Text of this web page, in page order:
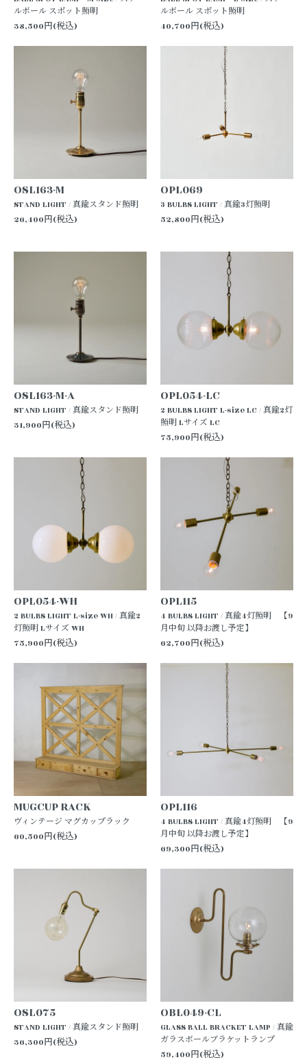
ルボール スポット照明
38,500円(税込)
ルボール スポット照明
40,700円(税込)
OSL163-M
STAND LIGHT / 真鍮スタンド照明
26,400円(税込)
OPL069
3 BULBS LIGHT / 真鍮3灯照明
52,800円(税込)
OSL163-M-A
STAND LIGHT / 真鍮スタンド照明
31,900円(税込)
OPL054-LC
2 BULBS LIGHT L-size LC / 真鍮2灯
照明 Lサイズ LC
75,900円(税込)
OPL054-WH
2 BULBS LIGHT L-size WH / 真鍮2
灯照明 Lサイズ WH
75,900円(税込)
OPL115
4 BULBS LIGHT / 真鍮4灯照明 【9
月中旬 以降お渡し予定】
62,700円(税込)
MUGCUP RACK
ヴィンテージ マグカップラック
60,500円(税込)
OPL116
4 BULBS LIGHT / 真鍮4灯照明 【9
月中旬 以降お渡し予定】
69,300円(税込)
OSL075
STAND LIGHT / 真鍮スタンド照明
36,300円(税込)
OBL049-CL
GLASS BALL BRACKET LAMP / 真鍮
ガラスボールブラケットランプ
59,400円(税込)